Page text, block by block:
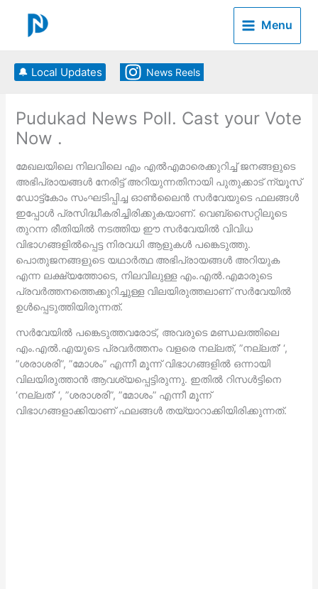
content
Menu
🔔 Local Updates News Reels
Pudukad News Poll. Cast your Vote
Now .
മേഖലയിലെ നിലവിലെ എം എല്‍എമാരെക്കുറിച്ച് ജനങ്ങളുടെ
അഭിപ്രായങ്ങള്‍ നേരിട്ട് അറിയുന്നതിനായി പുതുക്കാട് ന്യൂസ്
ഡോട്ട്കോം സംഘടിപ്പിച്ച ഓണ്‍ലൈന്‍ സര്‍വേയുടെ ഫലങ്ങള്‍
ഇപ്പോള്‍ പ്രസിദ്ധീകരിച്ചിരിക്കുകയാണ്. വെബ്‌സൈറ്റിലൂടെ
തുറന്ന രീതിയില്‍ നടത്തിയ ഈ സര്‍വേയില്‍ വിവിധ
വിഭാഗങ്ങളില്‍പ്പെട്ട നിരവധി ആളുകള്‍ പങ്കെടുത്തു.
പൊതുജനങ്ങളുടെ യഥാര്‍ത്ഥ അഭിപ്രായങ്ങള്‍ അറിയുക
എന്ന ലക്ഷ്യത്തോടെ, നിലവിലുള്ള എം.എല്‍.എമാരുടെ
പ്രവര്‍ത്തനത്തെക്കുറിച്ചുള്ള വിലയിരുത്തലാണ് സര്‍വേയില്‍
ഉള്‍പ്പെടുത്തിയിരുന്നത്.
സര്‍വേയില്‍ പങ്കെടുത്തവരോട്, അവരുടെ മണ്ഡലത്തിലെ
എം.എല്‍.എയുടെ പ്രവര്‍ത്തനം വളരെ നല്ലത്, ”നല്ലത്’ ‘,
”ശരാശരി”, ”മോശം” എന്നീ മൂന്ന് വിഭാഗങ്ങളില്‍ ഒന്നായി
വിലയിരുത്താന്‍ ആവശ്യപ്പെട്ടിരുന്നു. ഇതില്‍ റിസള്‍ട്ടിനെ
‘നല്ലത്’ ‘, ”ശരാശരി”, ”മോശം” എന്നീ മൂന്ന്
വിഭാഗങ്ങളാക്കിയാണ് ഫലങ്ങള്‍ തയ്യാറാക്കിയിരിക്കുന്നത്.